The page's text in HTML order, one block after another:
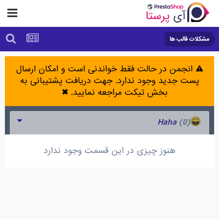
مشکلات قالب ها
⚠️ انجمن در حالت فقط خواندنی است و امکان ارسال
پست جدید وجود ندارد. جهت دریافت پشتیبانی به
بخش تیکت مراجعه نمایید. ✖
Haha
(0)
هنوز چیزی در این قسمت وجود ندارد